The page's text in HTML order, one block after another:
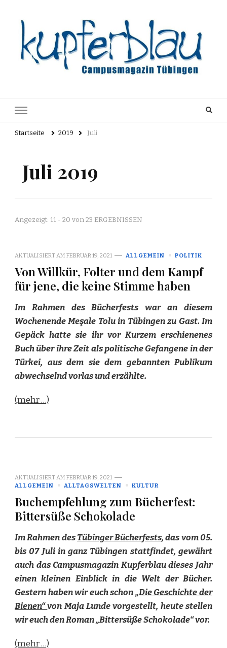
Archiv
Startseite 2019 Juli
Juli 2019
Angezeigt: 11 - 20 von 23 ERGEBNISSEN
AKTUALISIERT AM FEBRUAR 19, 2021 ALLGEMEIN POLITIK
Von Willkür, Folter und dem Kampf
für jene, die keine Stimme haben
Im Rahmen des Bücherfests war an diesem
Wochenende Meşale Tolu in Tübingen zu Gast. Im
Gepäck hatte sie ihr vor Kurzem erschienenes
Buch über ihre Zeit als politische Gefangene in der
Türkei, aus dem sie dem gebannten Publikum
abwechselnd vorlas und erzählte.
(mehr …)
AKTUALISIERT AM FEBRUAR 19, 2021
ALLGEMEIN
ALLTAGSWELTEN KULTUR
Buchempfehlung zum Bücherfest:
Bittersüße Schokolade
Im Rahmen desTübinger Bücherfests, das vom 05.
bis 07 Juli in ganz Tübingen stattfindet, gewährt
auch das Campusmagazin Kupferblau dieses Jahr
einen kleinen Einblick in die Welt der Bücher.
Gestern haben wir euch schon„Die Geschichte der
Bienen“von Maja Lunde vorgestellt, heute stellen
wir euch den Roman „Bittersüße Schokolade“ vor.
(mehr …)